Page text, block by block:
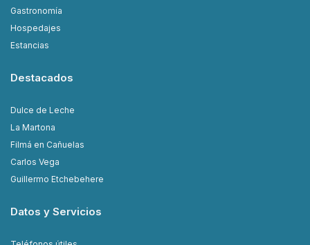
Gastronomía
Hospedajes
Estancias
Destacados
Dulce de Leche
La Martona
Filmá en Cañuelas
Carlos Vega
Guillermo Etchebehere
Datos y Servicios